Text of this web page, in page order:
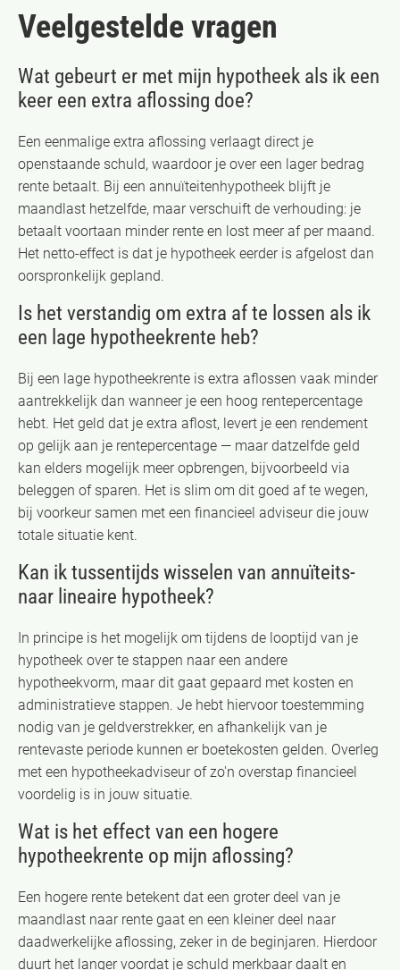
Veelgestelde vragen
Wat gebeurt er met mijn hypotheek als ik een
keer een extra aflossing doe?
Een eenmalige extra aflossing verlaagt direct je
openstaande schuld, waardoor je over een lager bedrag
rente betaalt. Bij een annuïteitenhypotheek blijft je
maandlast hetzelfde, maar verschuift de verhouding: je
betaalt voortaan minder rente en lost meer af per maand.
Het netto-effect is dat je hypotheek eerder is afgelost dan
oorspronkelijk gepland.
Is het verstandig om extra af te lossen als ik
een lage hypotheekrente heb?
Bij een lage hypotheekrente is extra aflossen vaak minder
aantrekkelijk dan wanneer je een hoog rentepercentage
hebt. Het geld dat je extra aflost, levert je een rendement
op gelijk aan je rentepercentage — maar datzelfde geld
kan elders mogelijk meer opbrengen, bijvoorbeeld via
beleggen of sparen. Het is slim om dit goed af te wegen,
bij voorkeur samen met een financieel adviseur die jouw
totale situatie kent.
Kan ik tussentijds wisselen van annuïteits-
naar lineaire hypotheek?
In principe is het mogelijk om tijdens de looptijd van je
hypotheek over te stappen naar een andere
hypotheekvorm, maar dit gaat gepaard met kosten en
administratieve stappen. Je hebt hiervoor toestemming
nodig van je geldverstrekker, en afhankelijk van je
rentevaste periode kunnen er boetekosten gelden. Overleg
met een hypotheekadviseur of zo'n overstap financieel
voordelig is in jouw situatie.
Wat is het effect van een hogere
hypotheekrente op mijn aflossing?
Een hogere rente betekent dat een groter deel van je
maandlast naar rente gaat en een kleiner deel naar
daadwerkelijke aflossing, zeker in de beginjaren. Hierdoor
duurt het langer voordat je schuld merkbaar daalt en